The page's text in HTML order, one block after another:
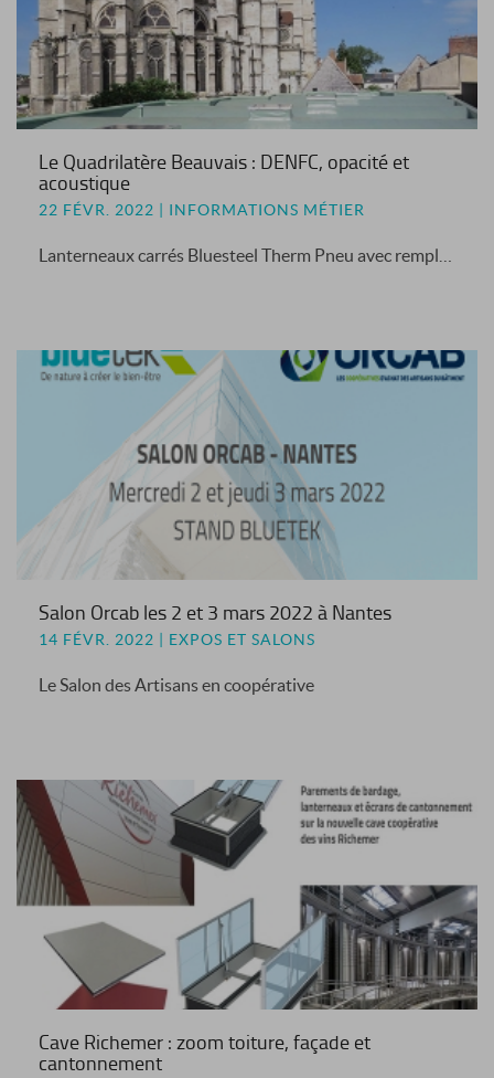
Le Quadrilatère Beauvais : DENFC, opacité et
acoustique
22 FÉVR. 2022 | INFORMATIONS MÉTIER
Salon Orcab les 2 et 3 mars 2022 à Nantes
14 FÉVR. 2022 | EXPOS ET SALONS
Le Salon des Artisans en coopérative
Cave Richemer : zoom toiture, façade et
cantonnement